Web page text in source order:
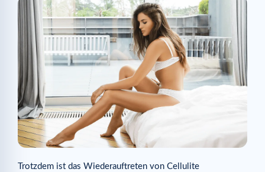
Trotzdem ist das Wiederauftreten von Cellulite